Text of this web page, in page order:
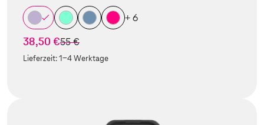
+ 6
38,50 €statt
55 €
Lieferzeit:1-4 Werktage